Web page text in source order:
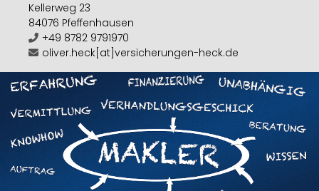
Kellerweg 23
84076 Pfeffenhausen
+49 8782 9791970
oliver.heck[at]versicherungen-heck.de